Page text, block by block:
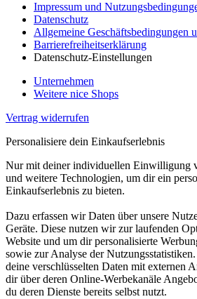
Impressum und
Datenschutz
Allgemeine Geschäftsbedingungen
Barrierefreiheitserklärung
Datenschutz-Einstellungen
Unternehmen
Weitere nice Shops
Vertrag widerrufen
Personalisiere dein Einkaufserlebnis
Nur mit deiner individuellen Einwilligung
und weitere Technologien, um dir ein
Einkaufserlebnis zu bieten.
Dazu erfassen wir Daten über unsere
Geräte. Diese nutzen wir zur laufenden
Website und um dir personalisierte
sowie zur Analyse der
deine verschlüsselten Daten mit externen
dir über deren Online-Werbekanäle
du deren Dienste bereits selbst nutzt.